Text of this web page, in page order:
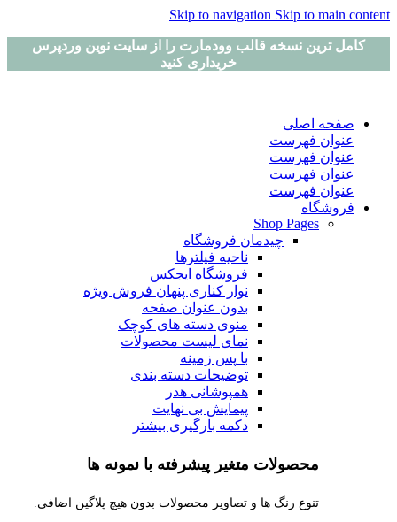
Skip to navigation Skip to main content
کامل ترین نسخه قالب وودمارت را از سایت نوین وردپرس
خریداری کنید
صفحه اصلی
عنوان فهرست
عنوان فهرست
عنوان فهرست
عنوان فهرست
فروشگاه
Shop Pages
چیدمان فروشگاه
ناحیه فیلترها
فروشگاه ایجکس
نوار کناری پنهان فروش ویژه
بدون عنوان صفحه
منوی دسته های کوچک
نمای لیست محصولات
با پس زمینه
توضیحات دسته بندی
همپوشانی هدر
پیمایش بی نهایت
دکمه بارگیری بیشتر
محصولات متغیر پیشرفته با نمونه ها
تنوع رنگ ها و تصاویر محصولات بدون هیچ پلاگین اضافی.